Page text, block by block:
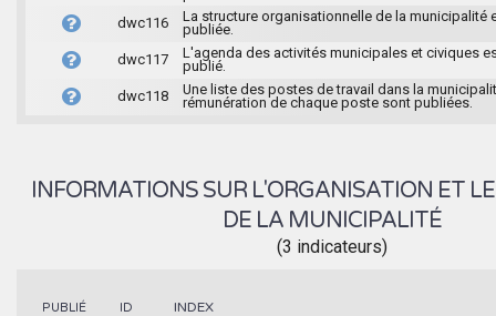
dwc116
La structure organisationnelle de la municipalité
publiée.
dwc117
L'agenda des activités municipales et civiques
publié.
dwc118
Une liste des postes de travail dans la
rémunération de chaque poste sont publiées.
INFORMATIONS SUR L'ORGANISATION ET
DE LA MUNICIPALITÉ
(3 indicateurs)
PUBLIÉ ID INDEX